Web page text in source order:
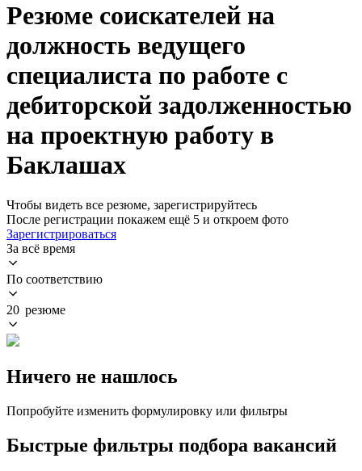
Резюме соискателей на
должность ведущего
специалиста по работе с
дебиторской задолженностью
на проектную работу в
Баклашах
Чтобы видеть все резюме, зарегистрируйтесь
После регистрации покажем ещё 5 и откроем фото
Зарегистрироваться
За всё время
По соответствию
20 резюме
Ничего не нашлось
Попробуйте изменить формулировку или фильтры
Быстрые фильтры подбора вакансий